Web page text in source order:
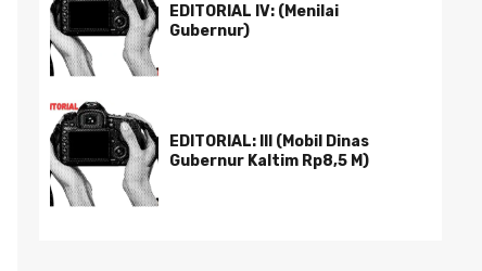
EDITORIAL IV: (Menilai
Gubernur)
EDITORIAL: III (Mobil Dinas
Gubernur Kaltim Rp8,5 M)